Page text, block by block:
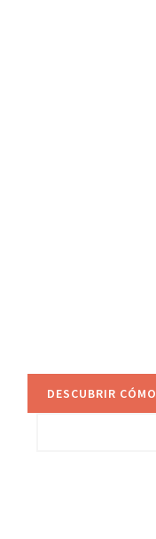
DESCUBRIR CÓMO